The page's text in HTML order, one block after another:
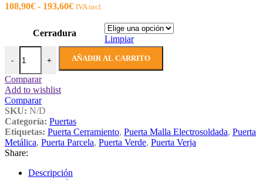
108,90€ - 193,60€Rango
desde
108,90€
hasta
193,60€
IVA incl.
Cerradura
Limpiar
-
Puerta Verde con Malla Electrosoldada de 1,00 x 1,00 m.Alt. cantidad
+ AÑADIR AL CARRITO
Comparar
Add to wishlist
Comparar
SKU: N/D
Categoría: Puertas
Etiquetas: Puerta Cerramiento, Puerta Malla Electrosoldada, Puerta
Metálica, Puerta Parcela, Puerta Verde, Puerta Verja
Share:
Descripción